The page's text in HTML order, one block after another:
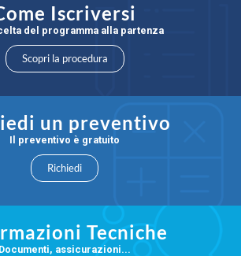
Iscriversi
del programma alla partenza
Scopri la procedura
un preventivo
Il preventivo è gratuito
Richiedi
Tecniche
Documenti, assicurazioni...